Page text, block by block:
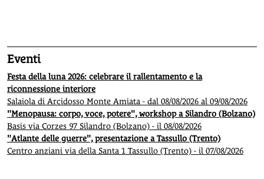
Eventi
Festa della luna 2026: celebrare il rallentamento e la
riconnessione interiore
Salaiola di Arcidosso Monte Amiata - dal 08/08/2026 al 09/08/2026
"Menopausa: corpo, voce, potere", workshop a Silandro (Bolzano)
Basis via Corzes 97 Silandro (Bolzano) - il 08/08/2026
"Atlante delle guerre", presentazione a Tassullo (Trento)
Centro anziani via della Santa 1 Tassullo (Trento) - il 07/08/2026